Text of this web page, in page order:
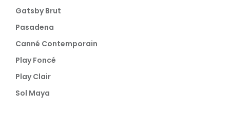
Gatsby Brut
Pasadena
Canné Contemporain
Play Foncé
Play Clair
Sol Maya